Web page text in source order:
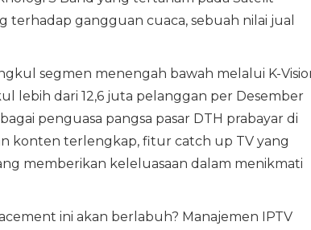
terhadap gangguan cuaca, sebuah nilai jual
segmen menengah bawah melalui K-
lebih dari 12,6 juta pelanggan per Desember
penguasa pangsa pasar DTH prabayar di
konten terlengkap, fitur catch up TV yang
memberikan keleluasaan dalam menikmati
ini akan berlabuh? Manajemen IPTV